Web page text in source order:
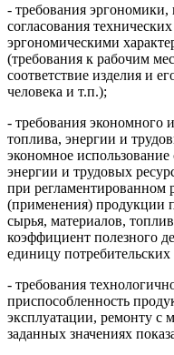
- требования
согласования
эргономическими
(требования к рабочим
соответствие изделия и
человека и т.п.);
- требования экономного
топлива, энергии и
экономное
энергии и трудовых
при регламентированном
(применения) продукции
сырья, материалов,
коэффициент полезного
единицу потребительских
- требования
приспособленность
эксплуатации, ремонту с
заданных значениях